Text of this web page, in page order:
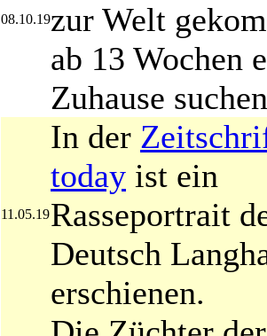
08.10.19zur Welt
ab 13 Wochen
Zuhause
11.05.19
In der
today ist ein
Rasseportrait
Deutsch
erschienen.